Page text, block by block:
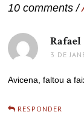
10 comments /
Rafael
3 DE
Avicena, faltou a
RESPONDER